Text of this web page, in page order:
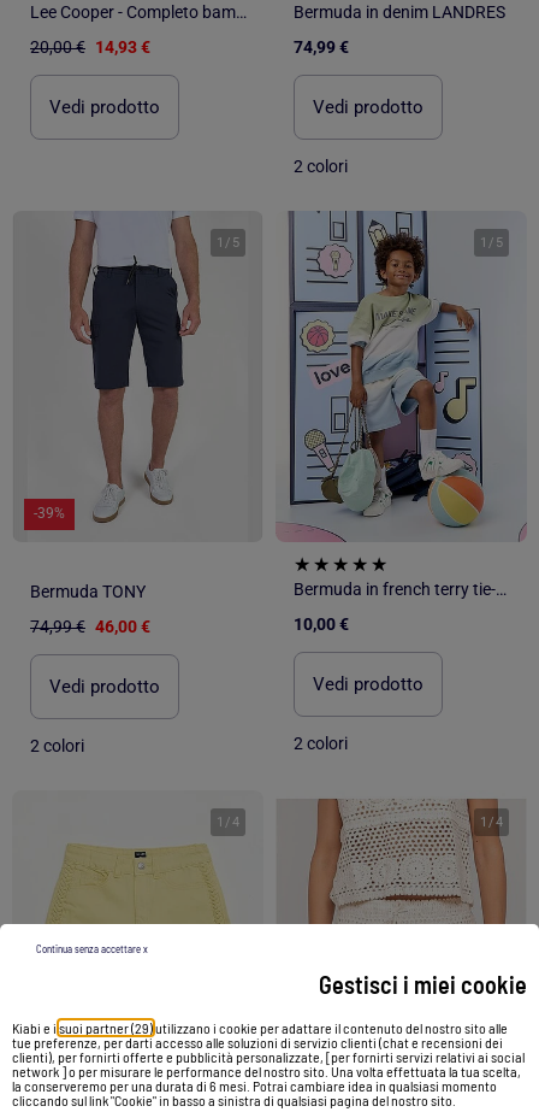
Gestisci i miei cookie
Kiabi e i suoi partner (29)utilizzano i cookie per adattare il contenuto del nostro sito alle
tue preferenze, per darti accesso alle soluzioni di servizio clienti (chat e recensioni dei
clienti), per fornirti offerte e pubblicità personalizzate, [per fornirti servizi relativi ai social
network ] o per misurare le performance del nostro sito. Una volta effettuata la tua scelta,
la conserveremo per una durata di 6 mesi. Potrai cambiare idea in qualsiasi momento
cliccando sul link "Cookie" in basso a sinistra di qualsiasi pagina del nostro sito.
Continua senza accettare x
Lee Cooper - Completo bambina maglietta a maniche corte e bermuda
20,00 € 14,93 €
Vedi prodotto
Bermuda in denim LANDRES
74,99 €
Vedi prodotto
2 colori
1 / 5
-39%
Bermuda TONY
74,99 € 46,00 €
Vedi prodotto
2 colori
1 / 5
Bermuda in french terry tie-dye
10,00 €
Vedi prodotto
2 colori
1 /4 1 /4
-20%